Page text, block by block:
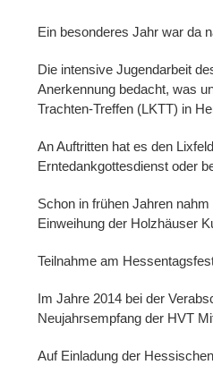
Ein besonderes Jahr war da
Die intensive Jugendarbeit
Anerkennung bedacht, was
Trachten-Treffen (LKTT) in
An Auftritten hat es den
Erntedankgottesdienst oder
Schon in frühen Jahren
Einweihung der Holzhäuser
Teilnahme am
Im Jahre 2014 bei der
Neujahrsempfang der HVT
Auf Einladung der